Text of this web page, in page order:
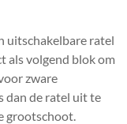
uitschakelbare ratel
als volgend blok om
zware
dan de ratel uit te
grootschoot.